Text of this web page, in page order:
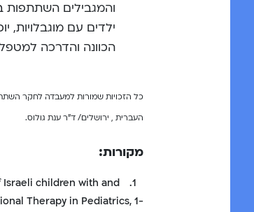
והמגבילים השתתפות
ילדים עם מוגבלויות,
הכוונה והדרכה
כל הזכויות שמורות למעבדה לחקר
העברית , ירושלים/ ד”ר ענת גולוס.
מקורות:
1.
Israeli children with and
Therapy in Pediatrics, 1-